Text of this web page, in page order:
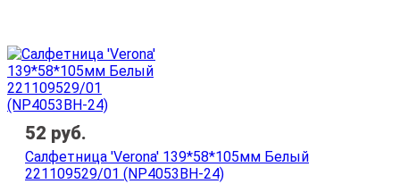
Салфетница 'Verona' 139*58*105мм Белый
221109529/01 (NP4053ВН-24)
52 руб.